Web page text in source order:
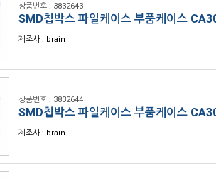
상품번호 : 3832643
SMD칩박스 파일케이스 부품케이스
제조사 : brain
상품번호 : 3832644
SMD칩박스 파일케이스 부품케이스
제조사 : brain